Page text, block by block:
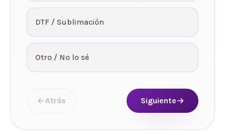
DTF / Sublimación
Otro / No lo sé
Atrás Siguiente